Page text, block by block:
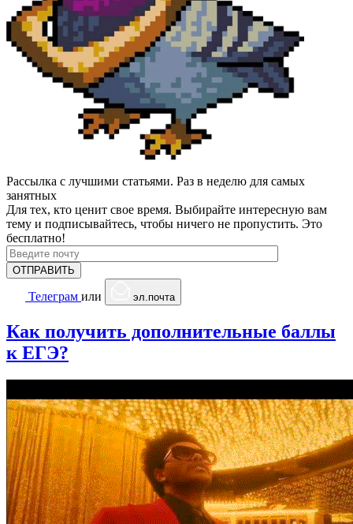
Рассылка с лучшими статьями. Раз в неделю для самых
занятных
Для тех, кто ценит свое время. Выбирайте интересную вам
тему и подписывайтесь, чтобы ничего не пропустить. Это
бесплатно!
Телеграм или эл.почта
Как получить дополнительные баллы
к ЕГЭ?